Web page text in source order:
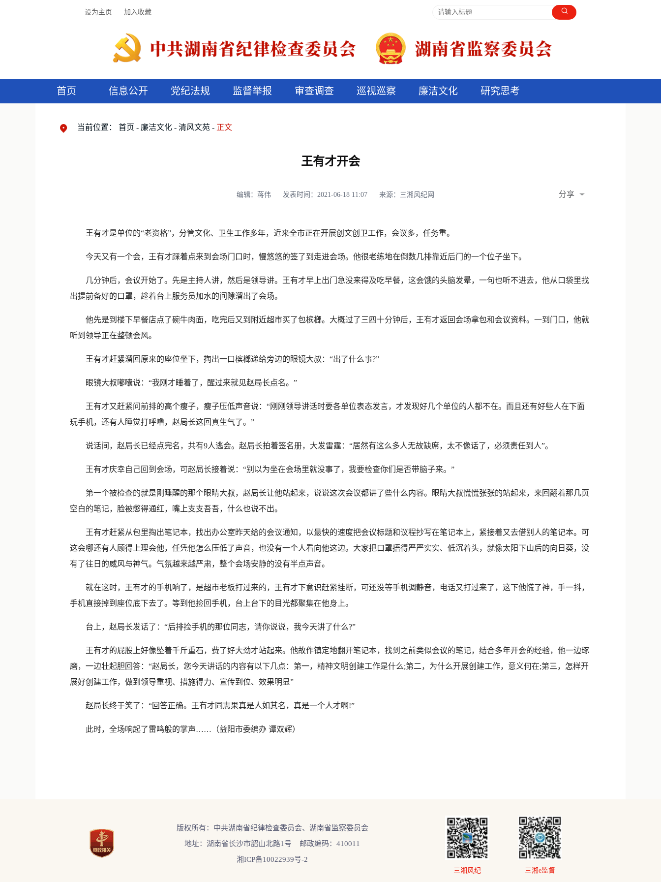
设为主页 加入收藏
首页 信息公开 党纪法规 监督举报 审查调查 巡视巡察 廉洁文化 研究思考
当前位置： 首页 廉洁文化 清风文苑 正文
王有才开会
编辑：蒋伟 发表时间：2021-06-18 11:07 来源：三湘风纪网 分享
王有才是单位的“老资格”，分管文化、卫生工作多年，近来全市正在开展创文创卫工作，会议多，任务重。
今天又有一个会，王有才踩着点来到会场门口时，慢悠悠的签了到走进会场。他很老练地在倒数几排靠近后门的一个位子坐下。
几分钟后，会议开始了。先是主持人讲，然后是领导讲。王有才早上出门急没来得及吃早餐，这会饿的头脑发晕，一句也听不进去，他从口袋里找
出提前备好的口罩，趁着台上服务员加水的间隙溜出了会场。
他先是到楼下早餐店点了碗牛肉面，吃完后又到附近超市买了包槟榔。大概过了三四十分钟后，王有才返回会场拿包和会议资料。一到门口，他就
听到领导正在整顿会风。
王有才赶紧溜回原来的座位坐下，掏出一口槟榔递给旁边的眼镜大叔：“出了什么事?”
眼镜大叔嘟囔说：“我刚才睡着了，醒过来就见赵局长点名。”
王有才又赶紧问前排的高个瘦子，瘦子压低声音说：“刚刚领导讲话时要各单位表态发言，才发现好几个单位的人都不在。而且还有好些人在下面
玩手机，还有人睡觉打呼噜，赵局长这回真生气了。”
说话间，赵局长已经点完名，共有9人逃会。赵局长拍着签名册，大发雷霆：“居然有这么多人无故缺席，太不像话了，必须责任到人”。
王有才庆幸自己回到会场，可赵局长接着说：“别以为坐在会场里就没事了，我要检查你们是否带脑子来。”
第一个被检查的就是刚睡醒的那个眼睛大叔，赵局长让他站起来，说说这次会议都讲了些什么内容。眼睛大叔慌慌张张的站起来，来回翻着那几页
空白的笔记，脸被憋得通红，嘴上支支吾吾，什么也说不出。
王有才赶紧从包里掏出笔记本，找出办公室昨天给的会议通知，以最快的速度把会议标题和议程抄写在笔记本上，紧接着又去借别人的笔记本。可
这会哪还有人顾得上理会他，任凭他怎么压低了声音，也没有一个人看向他这边。大家把口罩捂得严严实实、低沉着头，就像太阳下山后的向日葵，没
有了往日的威风与神气。气氛越来越严肃，整个会场安静的没有半点声音。
就在这时，王有才的手机响了，是超市老板打过来的，王有才下意识赶紧挂断，可还没等手机调静音，电话又打过来了，这下他慌了神，手一抖，
手机直接掉到座位底下去了。等到他捡回手机，台上台下的目光都聚集在他身上。
台上，赵局长发话了：“后排捡手机的那位同志，请你说说，我今天讲了什么?”
王有才的屁股上好像坠着千斤重石，费了好大劲才站起来。他故作镇定地翻开笔记本，找到之前类似会议的笔记，结合多年开会的经验，他一边琢
磨，一边壮起胆回答：“赵局长，您今天讲话的内容有以下几点：第一，精神文明创建工作是什么;第二，为什么开展创建工作，意义何在;第三，怎样开
展好创建工作，做到领导重视、措施得力、宣传到位、效果明显”
赵局长终于笑了：“回答正确。王有才同志果真是人如其名，真是一个人才啊!”
此时，全场响起了雷鸣般的掌声……（益阳市委编办 谭双辉）
版权所有：中共湖南省纪律检查委员会、湖南省监察委员会
地址：湖南省长沙市韶山北路1号 邮政编码：410011
湘ICP备10022939号-2
三湘风纪 三湘e监督